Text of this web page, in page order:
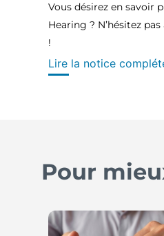
Vous désirez en savoir
Hearing ? N’hésitez
!
Lire la notice
Pour